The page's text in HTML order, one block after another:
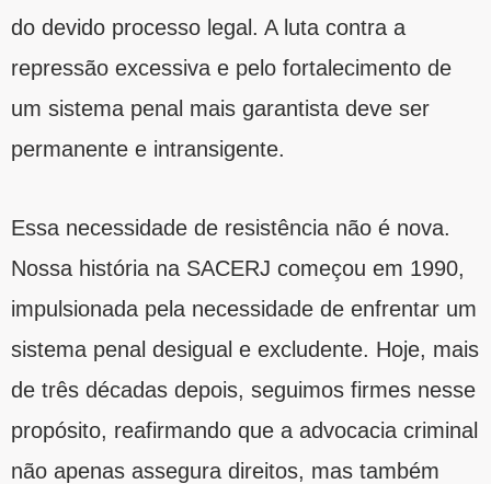
do devido processo legal. A luta contra a
repressão excessiva e pelo fortalecimento de
um sistema penal mais garantista deve ser
permanente e intransigente.
Essa necessidade de resistência não é nova.
Nossa história na SACERJ começou em 1990,
impulsionada pela necessidade de enfrentar um
sistema penal desigual e excludente. Hoje, mais
de três décadas depois, seguimos firmes nesse
propósito, reafirmando que a advocacia criminal
não apenas assegura direitos, mas também